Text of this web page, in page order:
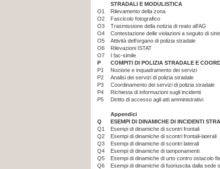
STRADALI E MODULISTICA
O1
Rilevamento della zona
O2
Fascicolo fotografico
O3
Trasmissione della notizia di reato all’AG
O4
Contestazione delle violazioni a seguito di
O5
Attività dell’organo di polizia stradale
O6
Rilevazioni ISTAT
O7
I fac-simile
P
COMPITI DI POLIZIA STRADALE E
P1
Nozione e inquadramento dei servizi
P2
Analisi dei servizi di polizia stradale
P3
Coordinamento dei servizi di polizia stradale
P4
Richiesta di informazioni sugli incidenti
P5
Diritto di accesso agli atti amministrativi
Appendici
Q
ESEMPI DI DINAMICHE DI INCIDENTI
Q1
Esempi di dinamiche di scontri frontali
Q2
Esempi di dinamiche di scontri frontali-laterali
Q3
Esempi di dinamiche di scontri laterali
Q4
Esempi di dinamiche di tamponamenti
Q5
Esempi di dinamiche di urto contro ostacolo
Q6
Esempi di dinamiche di fuoriuscita dalla sede